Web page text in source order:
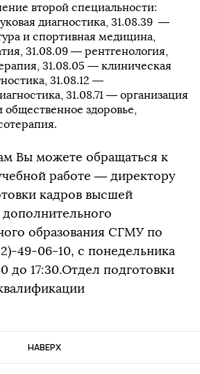
второй специальности:
диагностика, 31.08.39 —
и спортивная медицина,
31.08.09 — рентгенология,
31.08.05 — клиническая
31.08.12 —
31.08.71 — организация
общественное здоровье,
Вы можете обращаться к
работе — директору
кадров высшей
образования СГМУ по
49-06-10, с понедельника
до 17:30.Отдел подготовки
НАВЕРХ